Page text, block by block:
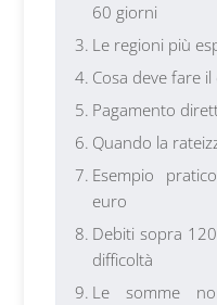
60 giorni
Le regioni più
Cosa deve fare
Pagamento
Quando la
Esempio
euro
Debiti sopra
difficoltà
Le somme